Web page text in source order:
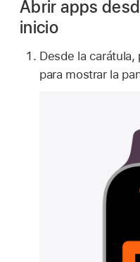
Abrir apps
inicio
Desde la carátula,
para mostrar la